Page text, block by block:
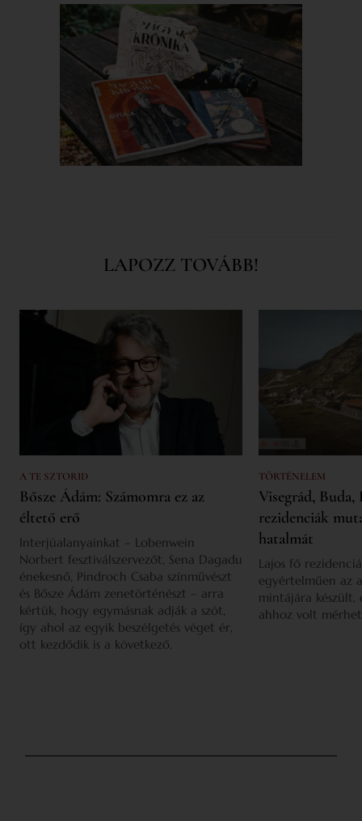
LAPOZZ TOVÁBB!
A TE SZTORID
Bősze Ádám: Számomra ez az
éltető erő
Interjúalanyainkat – Lobenwein
Norbert fesztiválszervezőt, Sena Dagadu
énekesnő, Pindroch Csaba színművészt
és Bősze Ádám zenetörténészt – arra
kértük, hogy egymásnak adják a szót,
így ahol az egyik beszélgetés véget ér,
ott kezdődik is a következő.
TÖRTÉNELEM
Visegrád,
rezidenciák
hatalmát
Lajos fő
egyértelműen az
mintájára készült,
ahhoz volt